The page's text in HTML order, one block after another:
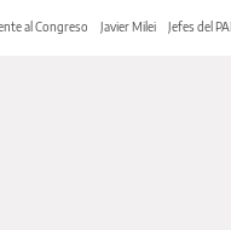
al Congreso Javier Milei Jefes del